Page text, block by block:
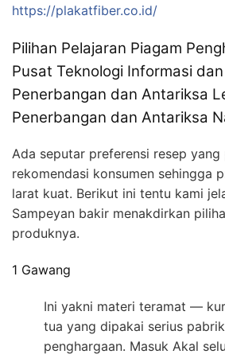
https://plakatfiber.co.id/
Pilihan Pelajaran Piagam
Pusat Teknologi Informasi
Penerbangan dan Antariksa
Penerbangan dan Antariksa
Ada seputar preferensi resep
rekomendasi konsumen sehingga
larat kuat. Berikut ini tentu kami
Sampeyan bakir menakdirkan
produknya.
1 Gawang
Ini yakni materi teramat —
tua yang dipakai serius
penghargaan. Masuk Akal